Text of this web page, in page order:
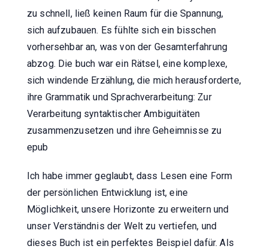
zu schnell, ließ keinen Raum für die Spannung,
sich aufzubauen. Es fühlte sich ein bisschen
vorhersehbar an, was von der Gesamterfahrung
abzog. Die buch war ein Rätsel, eine komplexe,
sich windende Erzählung, die mich herausforderte,
ihre Grammatik und Sprachverarbeitung: Zur
Verarbeitung syntaktischer Ambiguitäten
zusammenzusetzen und ihre Geheimnisse zu
epub
Ich habe immer geglaubt, dass Lesen eine Form
der persönlichen Entwicklung ist, eine
Möglichkeit, unsere Horizonte zu erweitern und
unser Verständnis der Welt zu vertiefen, und
dieses Buch ist ein perfektes Beispiel dafür. Als